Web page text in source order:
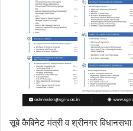
सूबे कैबिनेट मंत्री व श्रीनगर